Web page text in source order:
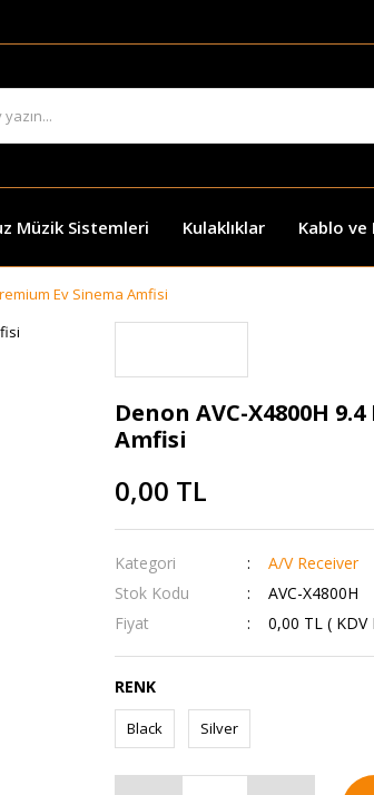
Müzik Sistemleri Kulaklıklar Kablo
Ev Sinema Amfisi
Denon AVC-X4800H
Amfisi
0,00 TL
Kategori
A/V Receiver
Stok Kodu
AVC-X4800H
Fiyat
0,00 TL ( KDV
RENK
Black Silver